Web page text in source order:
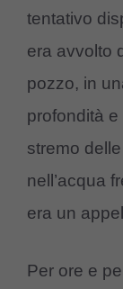
tentativo
era avvolto
pozzo, in
profondità
stremo
nell’acqua
era un
Per ore e